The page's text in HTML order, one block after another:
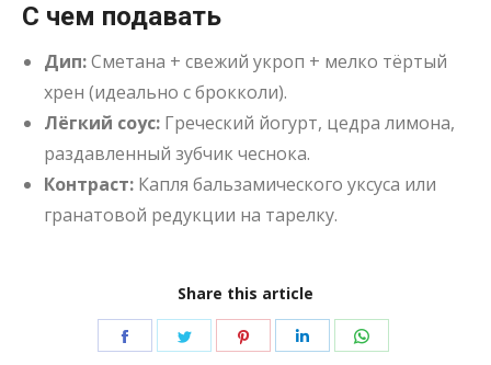
С чем подавать
Дип:Сметана + свежий укроп + мелко тёртый
хрен (идеально с брокколи).
Лёгкий соус: Греческий йогурт, цедра лимона,
раздавленный зубчик чеснока.
Контраст: Капля бальзамического уксуса или
гранатовой редукции на тарелку.
Share this article
ПоделитьсяПоделитьсяПоделитьсяПоделиться